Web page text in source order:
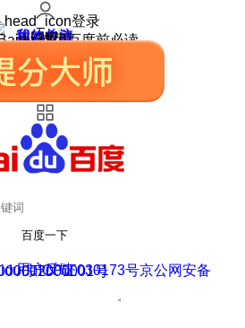
登录
我的关注
我的收藏
皮肤中心
用户反馈
设置
使用百度前必读
百度一下
用户反馈
京ICP证030173号
安备11000002000001号